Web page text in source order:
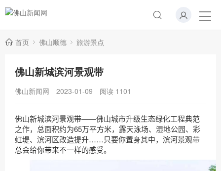
首页 佛山顺德 旅游景点
佛山新城滨河景观带
佛山新闻网 2023-01-09 阅读 1101
佛山新城滨河景观带——佛山城市升级生态绿化工程典范
之作，总面积约为65万平方米，露天泳场、湿地公园、彩
虹堤、滨河区改造提升……只要你置身其中，滨河景观带
总会给你带来不一样的感受。